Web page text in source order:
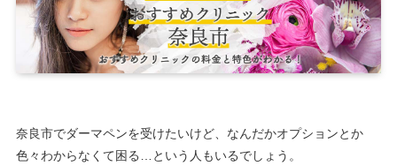
奈良市でダーマペンを受けたいけど、なんだかオプションとか
色々わからなくて困る…という人もいるでしょう。